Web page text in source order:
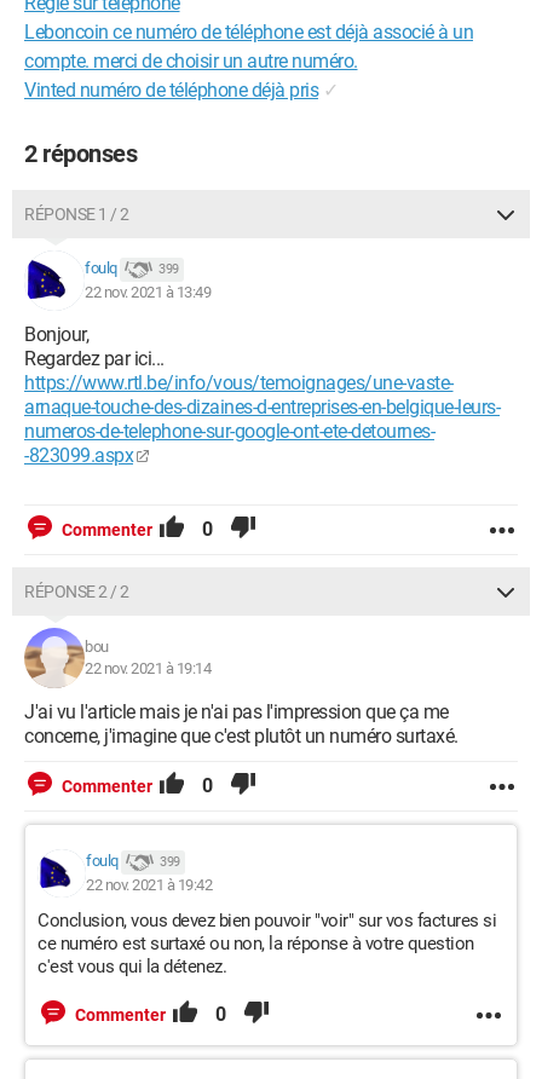
Leboncoin ce numéro de téléphone est déjà associé à un
compte. merci de choisir un autre numéro.
Vinted numéro de téléphone déjà pris ✓
2 réponses
RÉPONSE 1 / 2
foulq 399
22 nov. 2021 à 13:49
Bonjour,
Regardez par ici...
https://www.rtl.be/info/vous/temoignages/une-vaste-
arnaque-touche-des-dizaines-d-entreprises-en-belgique-leurs-
numeros-de-telephone-sur-google-ont-ete-detournes-
-823099.aspx
Commenter 0
RÉPONSE 2 / 2
bou
22 nov. 2021 à 19:14
J'ai vu l'article mais je n'ai pas l'impression que ça me
concerne, j'imagine que c'est plutôt un numéro surtaxé.
Commenter 0
foulq 399
22 nov. 2021 à 19:42
Conclusion, vous devez bien pouvoir "voir" sur vos factures si
ce numéro est surtaxé ou non, la réponse à votre question
c'est vous qui la détenez.
Commenter 0